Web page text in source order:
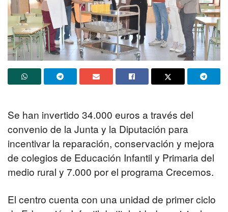
Se han invertido 34.000 euros a través del
convenio de la Junta y la Diputación para
incentivar la reparación, conservación y mejora
de colegios de Educación Infantil y Primaria del
medio rural y 7.000 por el programa Crecemos.
El centro cuenta con una unidad de primer ciclo